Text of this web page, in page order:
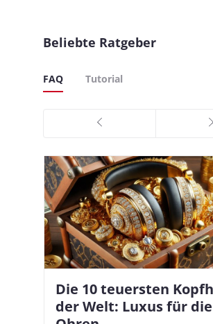
Beliebte Ratgeber
FAQ Tutorial
Die 10 teuersten
der Welt: Luxus für die
Apple AirPods Pro 2
18.1: So richtet ihr das